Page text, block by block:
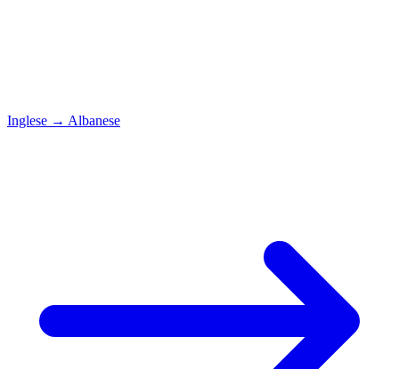
Inglese → Albanese